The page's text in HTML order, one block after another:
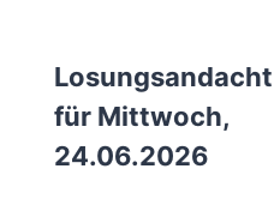
Losungsandacht
für Mittwoch,
24.06.2026